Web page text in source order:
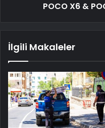
POCO X6 &
İlgili Makaleler